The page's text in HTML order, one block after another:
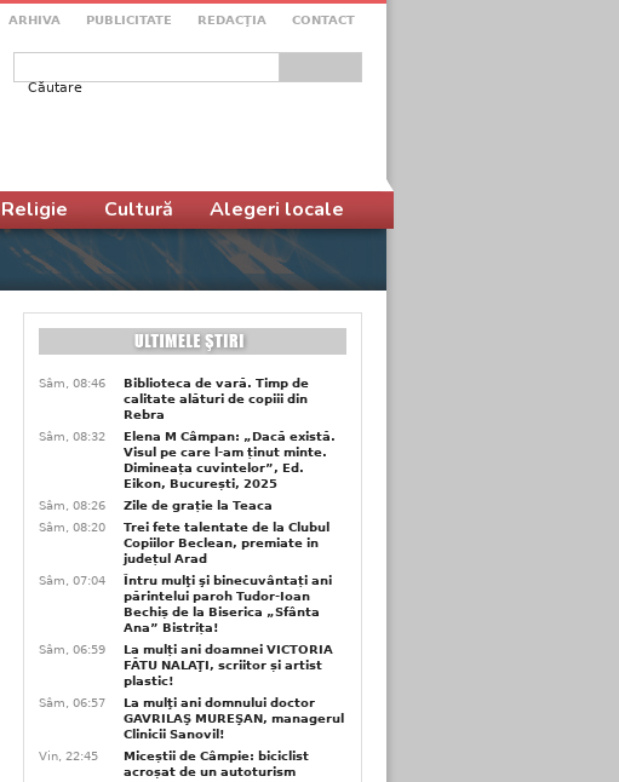
ARHIVA PUBLICITATE REDACŢIA CONTACT
Formular de căutare
Religie Cultură Alegeri locale
Sâm, 08:46
Biblioteca de vară. Timp de
calitate alături de copiii din
Rebra
Sâm, 08:32
Elena M Câmpan: „Dacă există.
Visul pe care l-am ținut minte.
Dimineața cuvintelor”, Ed.
Eikon, București, 2025
Sâm, 08:26
Zile de grație la Teaca
Sâm, 08:20
Trei fete talentate de la Clubul
Copiilor Beclean, premiate in
județul Arad
Sâm, 07:04
Întru mulţi şi binecuvântați ani
părintelui paroh Tudor-Ioan
Bechiș de la Biserica „Sfânta
Ana” Bistrița!
Sâm, 06:59
La mulți ani doamnei VICTORIA
FĂTU NALAŢI, scriitor și artist
plastic!
Sâm, 06:57
La mulţi ani domnului doctor
GAVRILAŞ MUREŞAN, managerul
Clinicii Sanovil!
Vin, 22:45
Miceștii de Câmpie: biciclist
acroșat de un autoturism